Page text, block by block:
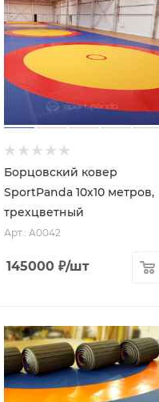
Борцовский ковер
SportPanda 10х10 метров,
трехцветный
Арт.: A0042
145000 ₽/шт